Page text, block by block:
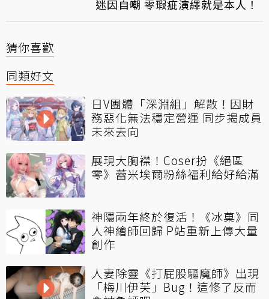
迷因自嘲 零瑕疵演繹就是本人！
猜你喜歡
同類好文
日V團體「深淵組」解散！因財
務惡化無法穩定營運 同步揭成員
未來去向
展現大胸襟！Coser扮《絕區
零》蕾米埃爾粉絲福利給好給滿
神隱兩年終於復活！《冰菓》同
人神繪師回歸 P站重新上傳大量
創作
人妻除靈《打屁股驅魔師》出現
「梅川伊芙」Bug！這修了反而